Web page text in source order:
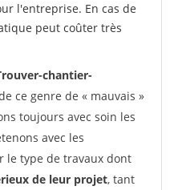
l'entreprise. En cas de
peut coûter très
chantier-
ce genre de « mauvais »
toujours avec soin les
avec les
le type de travaux dont
de leur projet, tant